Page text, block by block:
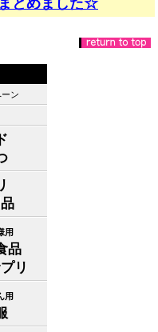
とめました☆
ン
用
品
リ
用